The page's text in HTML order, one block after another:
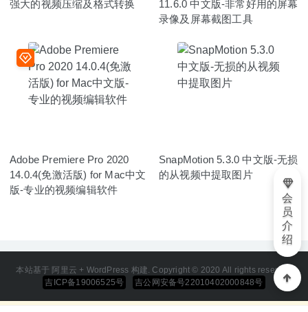
强大的视频压缩及格式转换
11.6.0 中文版-非常好用的屏幕
录像及屏幕截图工具
Adobe Premiere Pro 2020
14.0.4(免激活版) for Mac中文
版-专业的视频编辑软件
SnapMotion 5.3.0 中文版-无损
的从视频中提取图片
本站基于 阿里云 + WordPress 构建. Copyright © 2020 All rights reserved
吉ICP备19006525号
吉公网安备号22010402000848号
会
员
介
绍